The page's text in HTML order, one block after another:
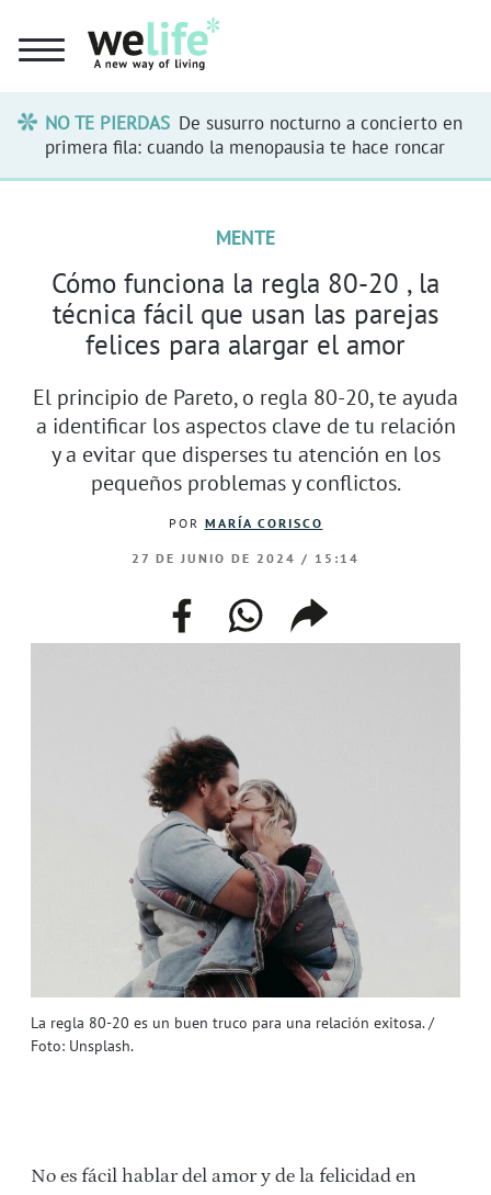
NO TE PIERDAS De susurro nocturno a concierto en
primera fila: cuando la menopausia te hace roncar
La regla 80-20 es un buen truco para una relación exitosa. /
Foto: Unsplash.
MENTE
Cómo funciona la regla 80-20 , la
técnica fácil que usan las parejas
felices para alargar el amor
El principio de Pareto, o regla 80-20, te ayuda
a identificar los aspectos clave de tu relación
y a evitar que disperses tu atención en los
pequeños problemas y conflictos.
POR MARÍA CORISCO
27 DE JUNIO DE 2024 / 15:14
facebookwhatsappcompartir
enlace
No es fácil hablar del amor y de la felicidad en